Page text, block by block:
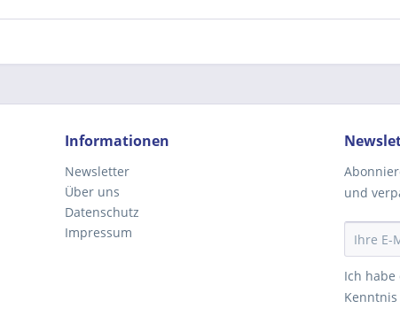
Informationen
Newsletter
Über uns
Datenschutz
Impressum
und
Ich habe